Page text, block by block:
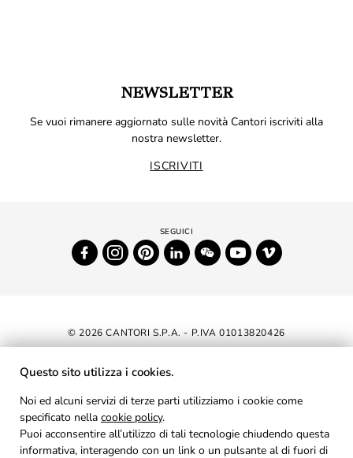
NEWSLETTER
Se vuoi rimanere aggiornato sulle novità Cantori iscriviti alla
nostra newsletter.
ISCRIVITI
© 2026 CANTORI S.P.A. - P.IVA 01013820426
DICHIARAZIONE DI ACCESSIBILITÀ
AREA RISERVATA
PRIVACY
Questo sito utilizza i cookies.
Noi ed alcuni servizi di terze parti utilizziamo i cookie come
specificato nella cookie policy.
Puoi acconsentire all’utilizzo di tali tecnologie chiudendo questa
informativa, interagendo con un link o un pulsante al di fuori di